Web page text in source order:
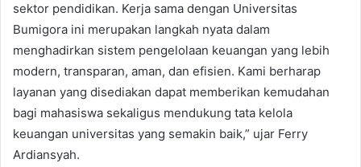
sektor pendidikan. Kerja sama dengan Universitas
Bumigora ini merupakan langkah nyata dalam
menghadirkan sistem pengelolaan keuangan yang lebih
modern, transparan, aman, dan efisien. Kami berharap
layanan yang disediakan dapat memberikan kemudahan
bagi mahasiswa sekaligus mendukung tata kelola
keuangan universitas yang semakin baik,” ujar Ferry
Ardiansyah.